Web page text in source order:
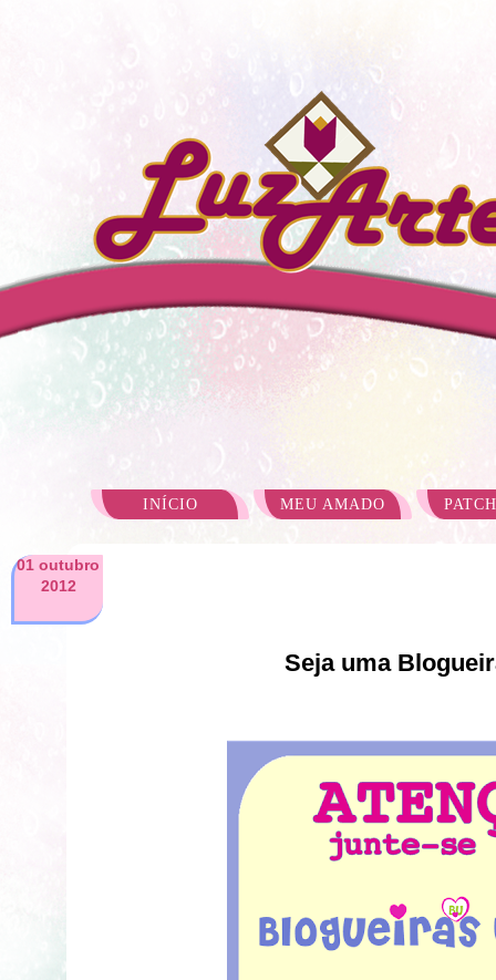
INÍCIO MEU AMADO
01 outubro
2012
Seja uma